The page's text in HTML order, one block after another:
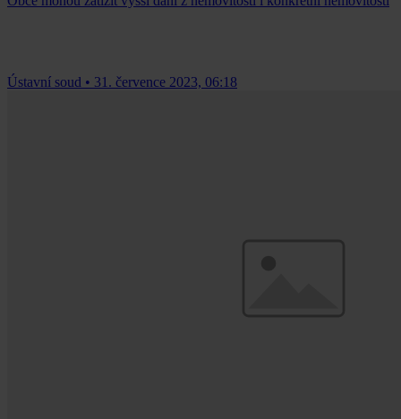
Ústavní soud • 31. července 2023, 06:18